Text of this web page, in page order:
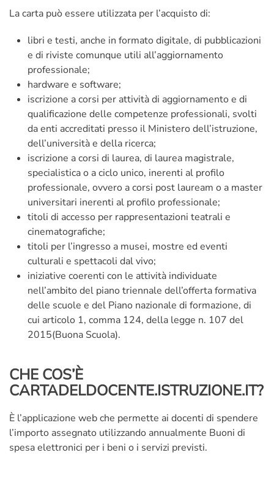
La carta può essere utilizzata per l’acquisto di:
libri e testi, anche in formato digitale, di pubblicazioni
e di riviste comunque utili all’aggiornamento
professionale;
hardware e software;
iscrizione a corsi per attività di aggiornamento e di
qualificazione delle competenze professionali, svolti
da enti accreditati presso il Ministero dell’istruzione,
dell’università e della ricerca;
iscrizione a corsi di laurea, di laurea magistrale,
specialistica o a ciclo unico, inerenti al profilo
professionale, ovvero a corsi post lauream o a master
universitari inerenti al profilo professionale;
titoli di accesso per rappresentazioni teatrali e
cinematografiche;
titoli per l’ingresso a musei, mostre ed eventi
culturali e spettacoli dal vivo;
iniziative coerenti con le attività individuate
nell’ambito del piano triennale dell’offerta formativa
delle scuole e del Piano nazionale di formazione, di
cui articolo 1, comma 124, della legge n. 107 del
2015(Buona Scuola).
CHE COS’È
CARTADELDOCENTE.ISTRUZIONE.IT?
È l’applicazione web che permette ai docenti di spendere
l’importo assegnato utilizzando annualmente Buoni di
spesa elettronici per i beni o i servizi previsti.